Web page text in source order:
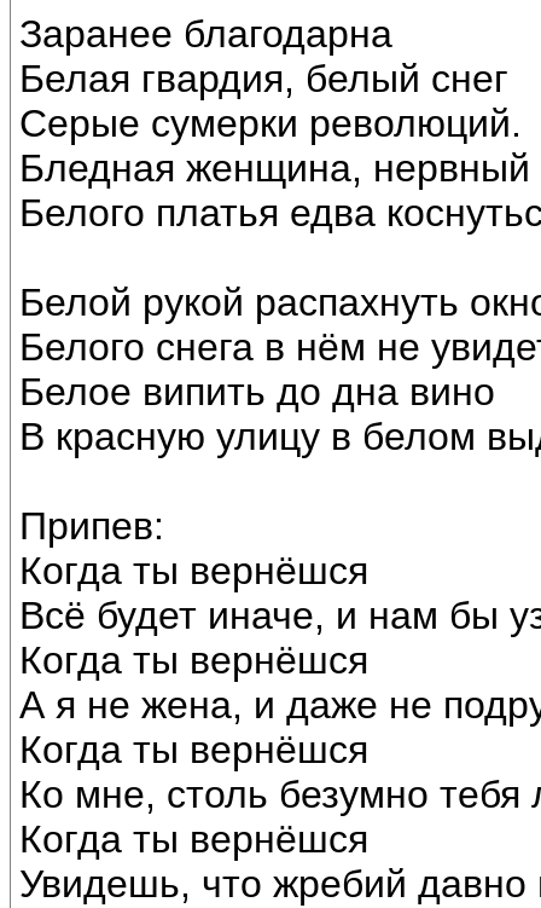
Заранее благодарна
Белая гвардия, белый снег
Серые сумерки революций.
Бледная женщина, нервный
Белого платья едва
Белой рукой распахнуть
Белого снега в нём не
Белое випить до дна вино
В красную улицу в белом
Припев:
Когда ты вернёшся
Всё будет иначе, и нам бы
Когда ты вернёшся
А я не жена, и даже не
Когда ты вернёшся
Ко мне, столь безумно
Когда ты вернёшся
Увидешь, что жребий